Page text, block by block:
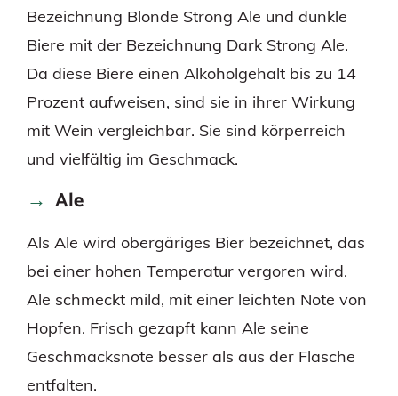
Bezeichnung Blonde Strong Ale und dunkle
Biere mit der Bezeichnung Dark Strong Ale.
Da diese Biere einen Alkoholgehalt bis zu 14
Prozent aufweisen, sind sie in ihrer Wirkung
mit Wein vergleichbar. Sie sind körperreich
und vielfältig im Geschmack.
Ale
Als Ale wird obergäriges Bier bezeichnet, das
bei einer hohen Temperatur vergoren wird.
Ale schmeckt mild, mit einer leichten Note von
Hopfen. Frisch gezapft kann Ale seine
Geschmacksnote besser als aus der Flasche
entfalten.